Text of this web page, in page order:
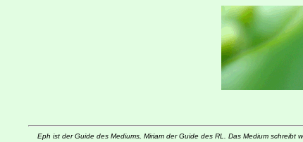
Eph ist der Guide des Mediums, Miriam der Guide des RL. Das Medium schreibt